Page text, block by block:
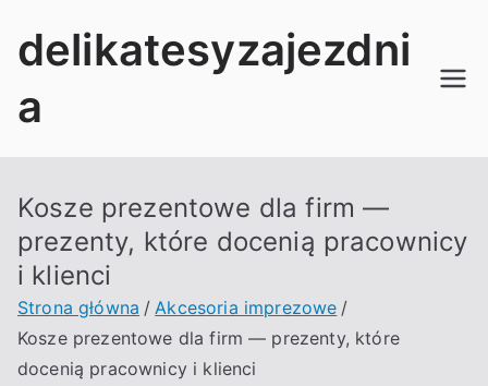
dodelikatesyzajezdni
a
Kosze prezentowe dla firm —
prezenty, które docenią pracownicy
i klienci
Strona główna
Akcesoria imprezowe
Kosze prezentowe dla firm — prezenty, które
docenią pracownicy i klienci